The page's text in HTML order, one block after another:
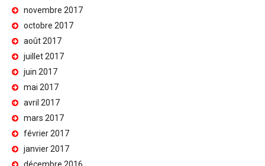
novembre 2017
octobre 2017
août 2017
juillet 2017
juin 2017
mai 2017
avril 2017
mars 2017
février 2017
janvier 2017